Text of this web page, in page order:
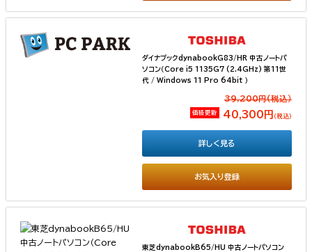
ダイナブックdynabookG83/HR 中古ノートパ
ソコン（Core i5 1135G7 (2.4GHz) 第11世
代 / Windows 11 Pro 64bit ）
39,200円(税込）
価格更新 40,300円 （税込）
お気入り登録
詳しく見る
東芝dynabookB65/HU 中古ノートパソコン